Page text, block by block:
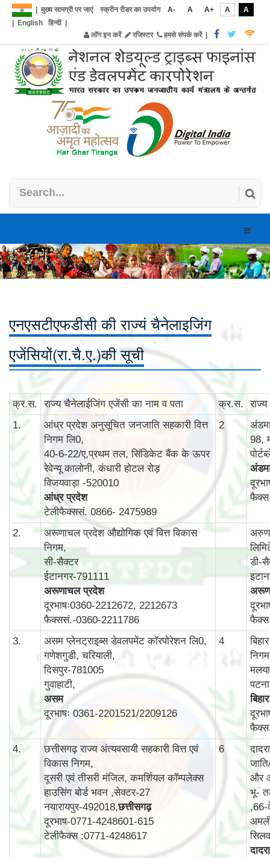
मुख्य सामग्री पर जाएं स्क्रीन रीडर का उपयोग A- A A+ A
A
English हिन्दी|
लॉग इन करें
रजिस्टर हमसे संपर्क करें|
Toggle
एनएसटीएफडीसी की राज्यं चैनेलाइजिंग
एजेंसियों(रा.चै.ए.)की सूची
क्र.स. राज्‍य चैनेलाईजिंग एजेंसी का नाम व पता क्र.स.
1.
आंध्र प्रदेश अनुसूचित जनजाति सहकारी वित्त
निगम लि0,
40-6-22/ए,प्रथम तल, सिंडिकेट बैंक के ऊपर
रेवेन्‍यू कालोनी, कंधारी होटल रोड़
विजयवाड़ा -520010
आंध्र प्रदेश
टेलीफैक्ससं. 0866- 2475989
2
98,
2.
अरूणाचल प्रदेश औद्योगिक एवं वित्त विकास
निगम,
सी-सैक्टर
ईटानगर-791111
अरूणाचल प्रदेश
दूरभाषः0360-2212672, 2212673
फैक्ससं.-0360-2211786
डी-
3.
असम प्लेनट्राइब्स डेवलपमेंट कॉरपोरेशन लि0,
गणेशगुडी, चरियाली,
दिसपुर-781005
गुवाहाटी,
असम
दूरभाषः 0361-2201521/2209126
4
बिहार
4.
छत्तीसगढ़ राज्य अंत्यवसायी सहकारी वित्त एवं
विकास निगम,
दूसरी एवं तीसरी मंजिल, कमर्शियल कॉम्‍पलेक्‍स
हाउसिंग बोर्ड भवन ,सेक्‍टर-27
नयारायपुर-492018,छत्तीसगढ़
दूरभाष-0771-4248601-615
टेलीफैक्स :0771-4248617
6
और
भू-
,66-